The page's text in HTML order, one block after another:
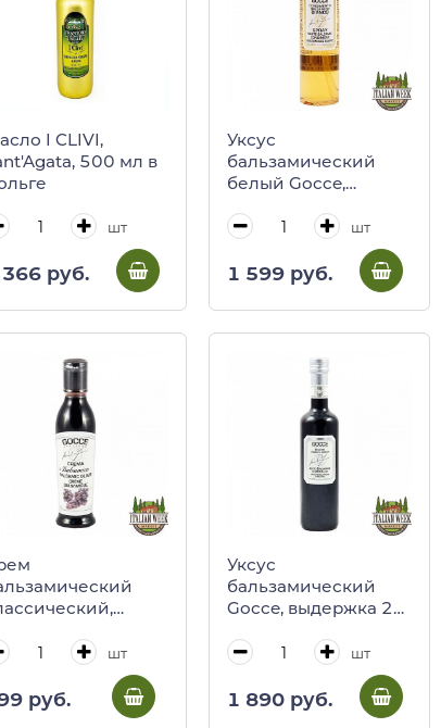
I CLIVI,
500 мл в
шт
руб.
Уксус
бальзамический
белый Gocce,
спрей
шт
1 599 руб.
шт
руб.
Уксус
бальзамический
Gocce, выдержка 2
(сер.крышка)
шт
1 890 руб.